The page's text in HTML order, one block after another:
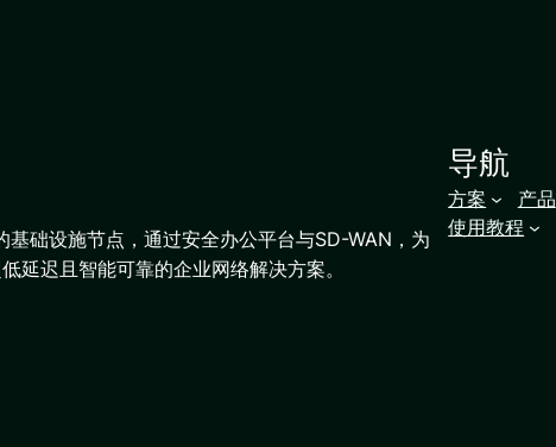
基础设施节点，通过安全办公平台与SD-WAN，为
延迟且智能可靠的企业网络解决方案。
导航
方案 产品
使用教程